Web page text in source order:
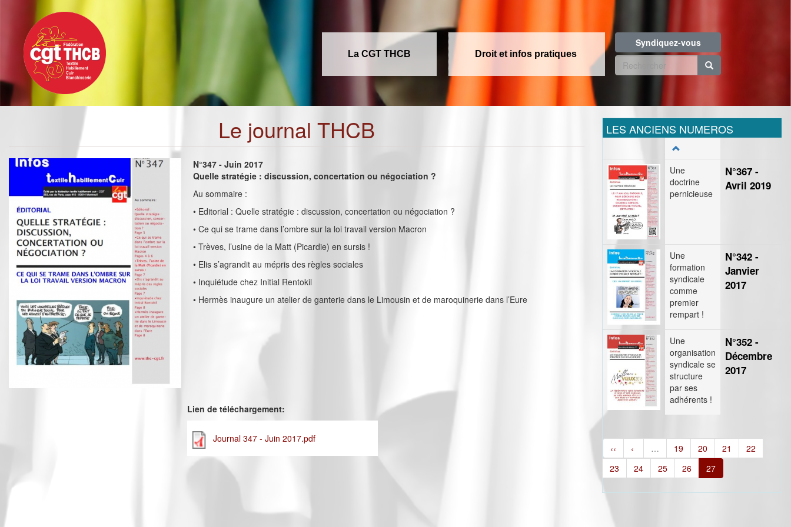
contenu
principal
La CGT THCB Droit et infos pratiques
Syndiquez-vous
Formulaire
recherche
Le journal THCB
N°347 - Juin 2017
Quelle stratégie : discussion, concertation ou négociation ?
Au sommaire :
• Editorial : Quelle stratégie : discussion, concertation ou négociation ?
• Ce qui se trame dans l’ombre sur la loi travail version Macron
• Trèves, l’usine de la Matt (Picardie) en sursis !
• Elis s’agrandit au mépris des règles sociales
• Inquiétude chez Initial Rentokil
• Hermès inaugure un atelier de ganterie dans le Limousin et de maroquinerie dans l’Eure
Lien de téléchargement:
Journal 347 - Juin 2017.pdf
LES ANCIENS NUMEROS
Une
doctrine
pernicieuse
N°367 -
Avril 2019
Une
formation
syndicale
comme
premier
rempart !
N°342 -
Janvier
2017
Une
organisation
syndicale se
structure
par ses
adhérents !
N°352 -
Décembre
2017
‹‹ ‹ … 19 20 21
22
23
24 25 26 27